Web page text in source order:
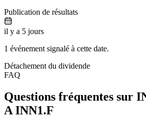
Publication de résultats
il y a 5 jours
1 événement signalé à cette date.
Détachement du dividende
FAQ
Questions fréquentes sur
A INN1.F